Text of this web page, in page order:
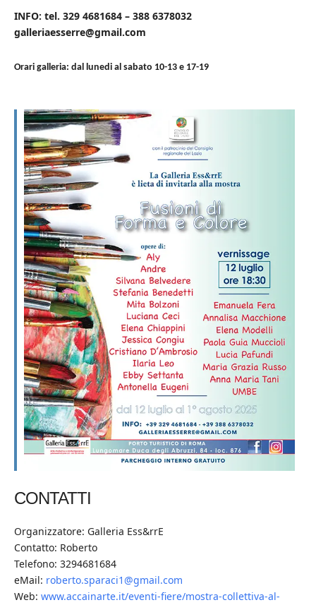
INFO: tel. 329 4681684 – 388 6378032
galleriaesserre@gmail.com
Orari galleria: dal lunedi al sabato 10-13 e 17-19
CONTATTI
Organizzatore: Galleria Ess&rrE
Contatto: Roberto
Telefono: 3294681684
eMail: roberto.sparaci1@gmail.com
Web: www.accainarte.it/eventi-fiere/mostra-collettiva-al-